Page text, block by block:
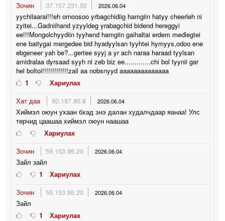
Зочин
37.157.231.50 2026.06.04
yychilaarai!!!eh ornoosoo yrbagchidiig hamgiin hatyy cheerleh ni
zyitei...Gadniihand yzyyldeg yrabagchid bidend hereggyi
ee!!!Mongolchyydiin tyyhend hamgiin gaihaltai erdem medlegtei
ene baitygai mergedee bid hyadyylsan tyyhtei hymyys,odoo ene
ebgeneer yah be?...gertee syyj a yr ach naraa haraad tyylsan
amidralaa dyrsaad syyh ni zeb biz ee.............chi bol tyynii gar
hel boltoi!!!!!!!!!!!!!zail aa nobsnyyd aaaaaaaaaaaaaa
1
Хариулах
Хат даа
80.187.86.8 2026.06.04
Хиймэл оюун ухаан бхад энэ далан худалчдаар яанаа! Улс
төрчид цаашаа хиймэл оюун наашаа
Хариулах
Зочин
59.153.86.20 2026.06.04
Зайл зайл
1
Хариулах
Зочин
59.153.86.20 2026.06.04
Зайл
1
Хариулах